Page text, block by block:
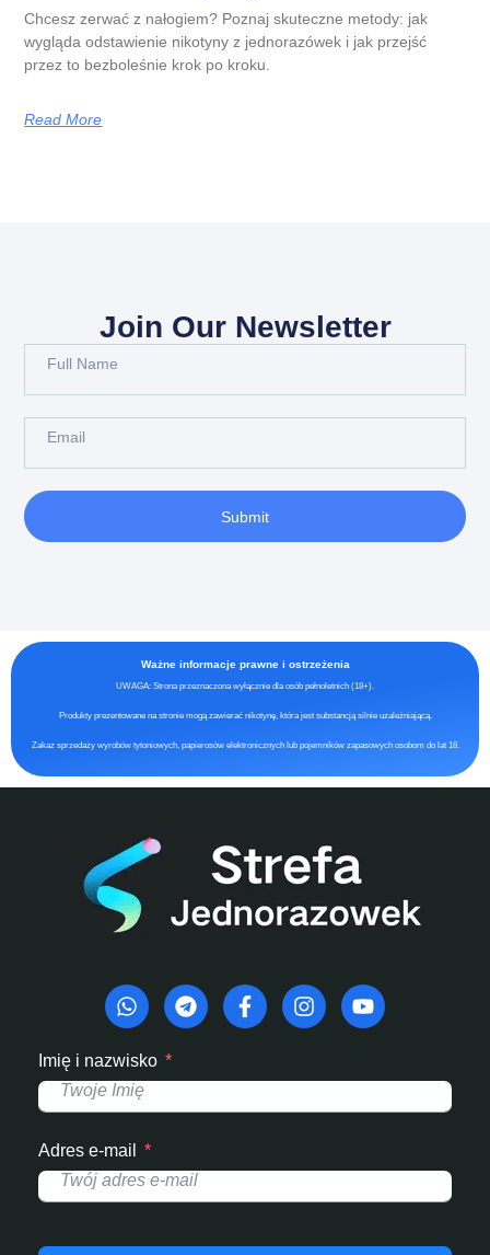
Chcesz zerwać z nałogiem? Poznaj skuteczne metody: jak
wygląda odstawienie nikotyny z jednorazówek i jak przejść
przez to bezboleśnie krok po kroku.
Read More
Join Our Newsletter
Submit
Ważne informacje prawne i ostrzeżenia
UWAGA: Strona przeznaczona wyłącznie dla osób pełnoletnich (18+).
Produkty prezentowane na stronie mogą zawierać nikotynę, która jest substancją silnie uzależniającą.
Zakaz sprzedaży wyrobów tytoniowych, papierosów elektronicznych lub pojemników zapasowych osobom do lat 18.
Imię i nazwisko
Adres e-mail